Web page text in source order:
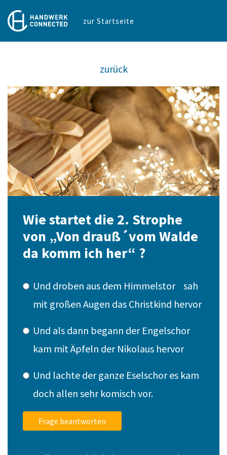
zur Startseite
zurück
Wie startet die 2. Strophe
von „Von drauß´vom Walde
da komm ich her“ ?
Und droben aus dem Himmelstor sah
mit großen Augen das Christkind hervor
Und als dann begann der Engelschor
kam mit Äpfeln der Nikolaus hervor
Und lachte der ganze Eselschor es kam
doch allen sehr komisch vor.
Frage beantworten